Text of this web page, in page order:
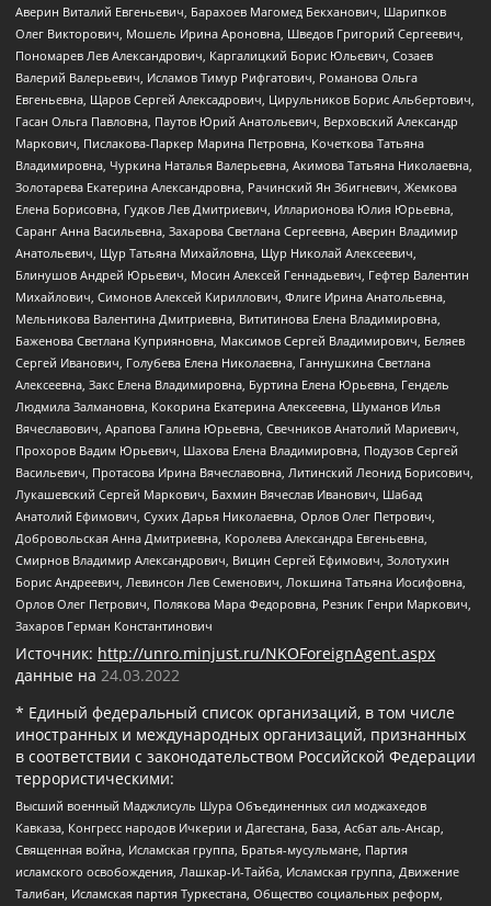
Аверин Виталий Евгеньевич, Барахоев Магомед Бекханович, Шарипков
Олег Викторович, Мошель Ирина Ароновна, Шведов Григорий Сергеевич,
Пономарев Лев Александрович, Каргалицкий Борис Юльевич, Созаев
Валерий Валерьевич, Исламов Тимур Рифгатович, Романова Ольга
Евгеньевна, Щаров Сергей Алексадрович, Цирульников Борис Альбертович,
Гасан Ольга Павловна, Паутов Юрий Анатольевич, Верховский Александр
Маркович, Пислакова-Паркер Марина Петровна, Кочеткова Татьяна
Владимировна, Чуркина Наталья Валерьевна, Акимова Татьяна Николаевна,
Золотарева Екатерина Александровна, Рачинский Ян Збигневич, Жемкова
Елена Борисовна, Гудков Лев Дмитриевич, Илларионова Юлия Юрьевна,
Саранг Анна Васильевна, Захарова Светлана Сергеевна, Аверин Владимир
Анатольевич, Щур Татьяна Михайловна, Щур Николай Алексеевич,
Блинушов Андрей Юрьевич, Мосин Алексей Геннадьевич, Гефтер Валентин
Михайлович, Симонов Алексей Кириллович, Флиге Ирина Анатольевна,
Мельникова Валентина Дмитриевна, Вититинова Елена Владимировна,
Баженова Светлана Куприяновна, Максимов Сергей Владимирович, Беляев
Сергей Иванович, Голубева Елена Николаевна, Ганнушкина Светлана
Алексеевна, Закс Елена Владимировна, Буртина Елена Юрьевна, Гендель
Людмила Залмановна, Кокорина Екатерина Алексеевна, Шуманов Илья
Вячеславович, Арапова Галина Юрьевна, Свечников Анатолий Мариевич,
Прохоров Вадим Юрьевич, Шахова Елена Владимировна, Подузов Сергей
Васильевич, Протасова Ирина Вячеславовна, Литинский Леонид Борисович,
Лукашевский Сергей Маркович, Бахмин Вячеслав Иванович, Шабад
Анатолий Ефимович, Сухих Дарья Николаевна, Орлов Олег Петрович,
Добровольская Анна Дмитриевна, Королева Александра Евгеньевна,
Смирнов Владимир Александрович, Вицин Сергей Ефимович, Золотухин
Борис Андреевич, Левинсон Лев Семенович, Локшина Татьяна Иосифовна,
Орлов Олег Петрович, Полякова Мара Федоровна, Резник Генри Маркович,
Захаров Герман Константинович
Источник: http://unro.minjust.ru/NKOForeignAgent.aspx
данные на 24.03.2022
* Единый федеральный список организаций, в том числе
иностранных и международных организаций, признанных
в соответствии с законодательством Российской Федерации
террористическими:
Высший военный Маджлисуль Шура Объединенных сил моджахедов
Кавказа, Конгресс народов Ичкерии и Дагестана, База, Асбат аль-Ансар,
Священная война, Исламская группа, Братья-мусульмане, Партия
исламского освобождения, Лашкар-И-Тайба, Исламская группа, Движение
Талибан, Исламская партия Туркестана, Общество социальных реформ,